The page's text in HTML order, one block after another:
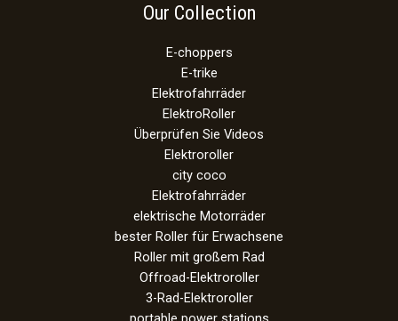
Our Collection
E-choppers
E-trike
Elektrofahrräder
ElektroRoller
Überprüfen Sie Videos
Elektroroller
city coco
Elektrofahrräder
elektrische Motorräder
bester Roller für Erwachsene
Roller mit großem Rad
Offroad-Elektroroller
3-Rad-Elektroroller